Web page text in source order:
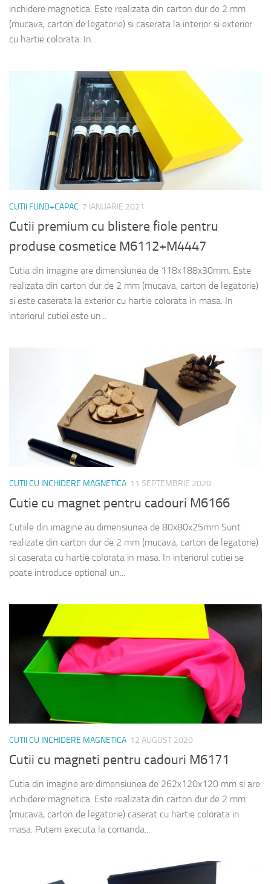
inchidere magnetica. Este realizata din carton dur de 2 mm
(mucava, carton de legatorie) si caserata la interior si exterior
cu hartie colorata. In...
CUTII FUND+CAPAC 7 IANUARIE 2021
Cutii premium cu blistere fiole pentru
produse cosmetice M6112+M4447
Cutia din imagine are dimensiunea de 118x188x30mm. Este
realizata din carton dur de 2 mm (mucava, carton de legatorie)
si este caserata la exterior cu hartie colorata in masa. In
interiorul cutiei este un...
CUTII CU INCHIDERE MAGNETICA 11 SEPTEMBRIE 2020
Cutie cu magnet pentru cadouri M6166
Cutiile din imagine au dimensiunea de 80x80x25mm Sunt
realizate din carton dur de 2 mm (mucava, carton de legatorie)
si caserata cu hartie colorata in masa. In interiorul cutiei se
poate introduce optional un...
CUTII CU INCHIDERE MAGNETICA 12 AUGUST 2020
Cutii cu magneti pentru cadouri M6171
Cutia din imagine are dimensiunea de 262x120x120 mm si are
inchidere magnetica. Este realizata din carton dur de 2 mm
(mucava, carton de legatorie) caserat cu hartie colorata in
masa. Putem executa la comanda...